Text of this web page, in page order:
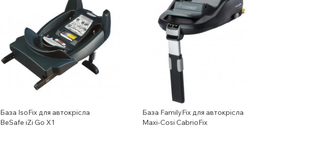
База IsoFix для автокрісла
BeSafe iZi Go X1
База FamilyFix для автокрісла
Maxi-Cosi CabrioFix